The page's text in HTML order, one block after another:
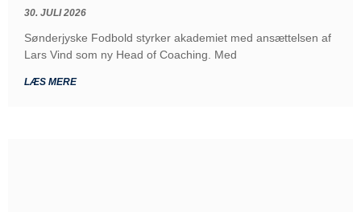
30. JULI 2026
Sønderjyske Fodbold styrker akademiet med ansættelsen af
Lars Vind som ny Head of Coaching. Med
LÆS MERE